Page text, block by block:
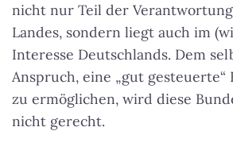
nicht nur Teil der
Landes, sondern liegt auch im
Interesse Deutschlands. Dem
Anspruch, eine „gut gesteuerte“
zu ermöglichen, wird diese
nicht gerecht.